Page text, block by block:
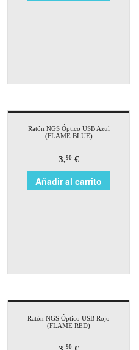
Ratón NGS Óptico USB Azul
(FLAME BLUE)
3,90€
Añadir al carrito
Ratón NGS Óptico USB Rojo
(FLAME RED)
90